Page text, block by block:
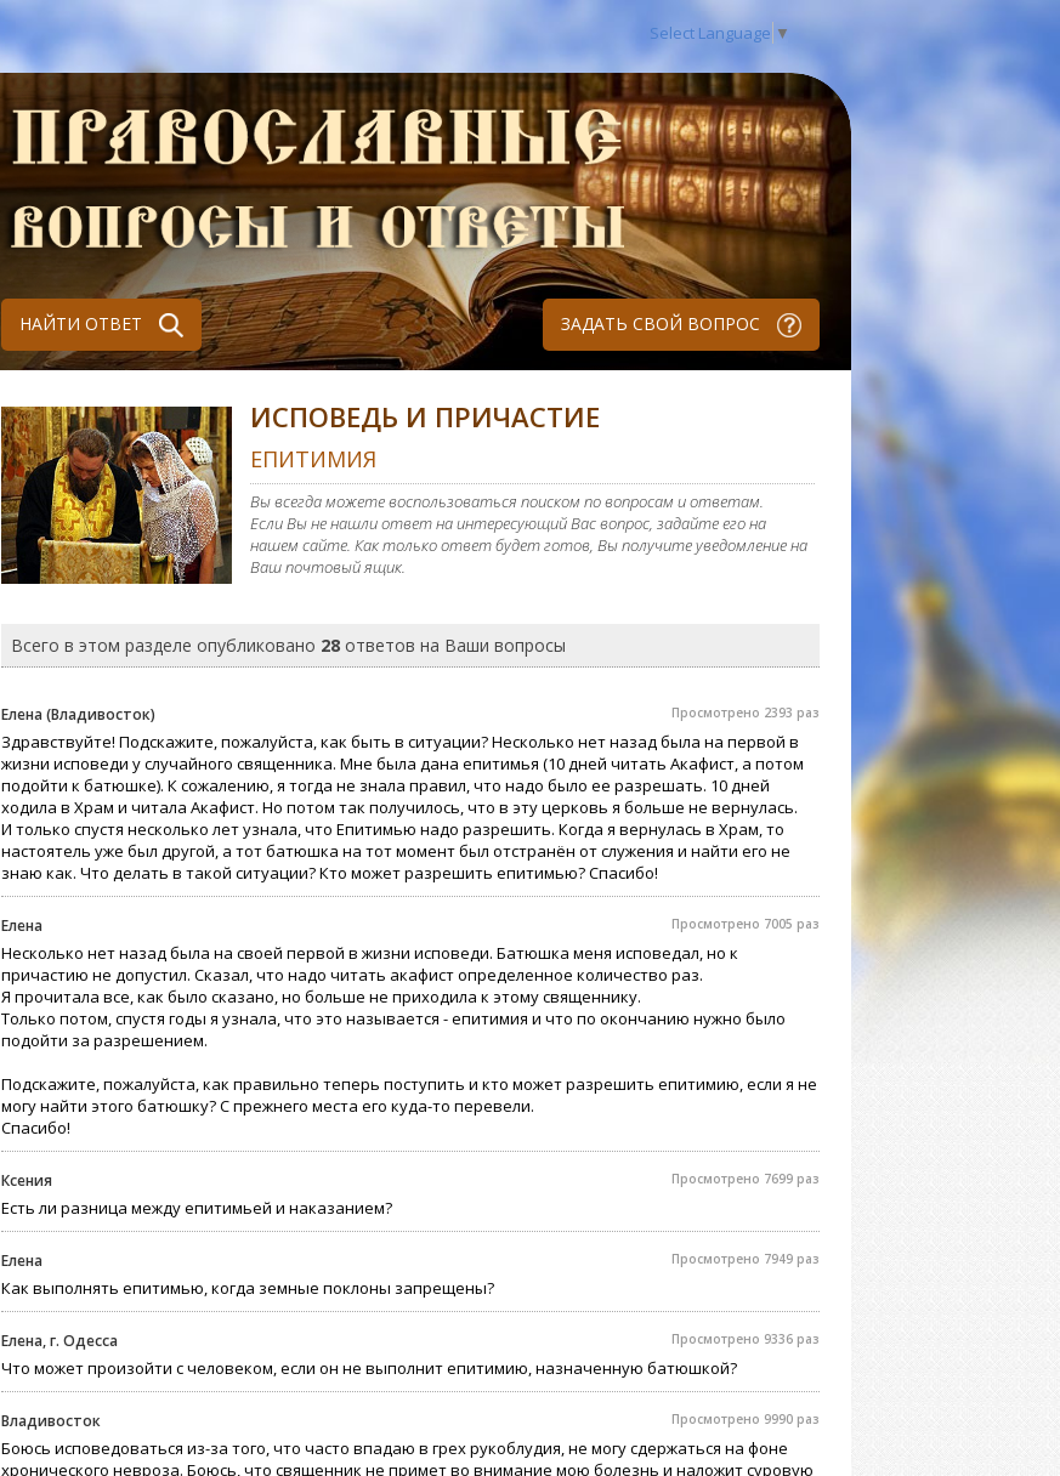
Select Language ▼
НАЙТИ ОТВЕТ ЗАДАТЬ СВОЙ ВОПРОС
ИСПОВЕДЬ И ПРИЧАСТИЕ
ЕПИТИМИЯ
Вы всегда можете воспользоваться поиском по вопросам и ответам.
Если Вы не нашли ответ на интересующий Вас вопрос, задайте его на
нашем сайте. Как только ответ будет готов, Вы получите уведомление на
Ваш почтовый ящик.
Всего в этом разделе опубликовано 28 ответов на Ваши вопросы
Елена (Владивосток) Просмотрено 2393 раз
Здравствуйте! Подскажите, пожалуйста, как быть в ситуации? Несколько нет назад была на первой в
жизни исповеди у случайного священника. Мне была дана епитимья (10 дней читать Акафист, а потом
подойти к батюшке). К сожалению, я тогда не знала правил, что надо было ее разрешать. 10 дней
ходила в Храм и читала Акафист. Но потом так получилось, что в эту церковь я больше не вернулась.
И только спустя несколько лет узнала, что Епитимью надо разрешить. Когда я вернулась в Храм, то
настоятель уже был другой, а тот батюшка на тот момент был отстранён от служения и найти его не
знаю как. Что делать в такой ситуации? Кто может разрешить епитимью? Спасибо!
Елена Просмотрено 7005 раз
Несколько нет назад была на своей первой в жизни исповеди. Батюшка меня исповедал, но к
причастию не допустил. Сказал, что надо читать акафист определенное количество раз.
Я прочитала все, как было сказано, но больше не приходила к этому священнику.
Только потом, спустя годы я узнала, что это называется - епитимия и что по окончанию нужно было
подойти за разрешением.
Подскажите, пожалуйста, как правильно теперь поступить и кто может разрешить епитимию, если я не
могу найти этого батюшку? С прежнего места его куда-то перевели.
Спасибо!
Ксения Просмотрено 7699 раз
Есть ли разница между епитимьей и наказанием?
Елена Просмотрено 7949 раз
Как выполнять епитимью, когда земные поклоны запрещены?
Елена, г. Одесса Просмотрено 9336 раз
Что может произойти с человеком, если он не выполнит епитимию, назначенную батюшкой?
Владивосток Просмотрено 9990 раз
Боюсь исповедоваться из-за того, что часто впадаю в грех рукоблудия, не могу сдержаться на фоне
хронического невроза. Боюсь, что священник не примет во внимание мою болезнь и наложит суровую